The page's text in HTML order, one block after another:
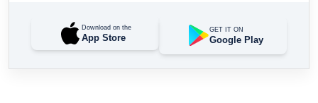
Download on the
App Store
GET IT ON
Google Play